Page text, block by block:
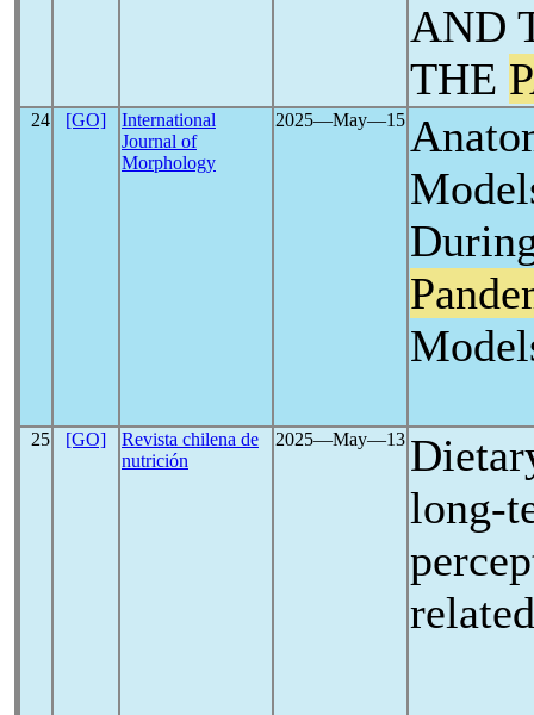
AND
THE
24 [GO]
International
Journal of
Morphology
2025―May―15
25 [GO]
Revista chilena de
nutrición
2025―May―13
long-